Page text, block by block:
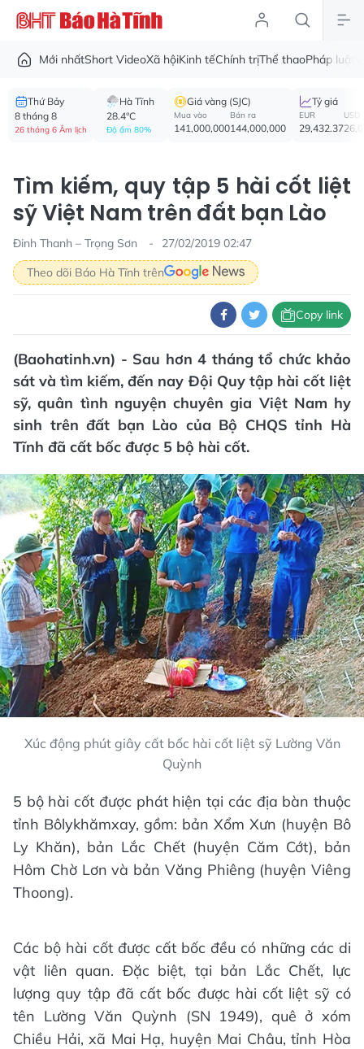
Mới nhấtShort VideoXã hộiKinh tếChính trịThể thaoPháp luật
Thứ Bảy
8 tháng 8
26 tháng 6 Âm lịch
Hà Tĩnh
28.4°C
Độ ẩm 80%
Giá vàng (SJC)
Mua vào
141,000,000
Bán ra
144,000,000
Tỷ giá
EUR
29,432.37
USD
Tìm kiếm, quy tập 5 hài cốt liệt
sỹ Việt Nam trên đất bạn Lào
Đinh Thanh – Trọng Sơn
27/02/2019 02:47
Theo dõi Báo Hà Tĩnh trên
Copy link
(Baohatinh.vn) - Sau hơn 4 tháng tổ chức khảo
sát và tìm kiếm, đến nay Đội Quy tập hài cốt liệt
sỹ, quân tình nguyện chuyên gia Việt Nam hy
sinh trên đất bạn Lào của Bộ CHQS tỉnh Hà
Tĩnh đã cất bốc được 5 bộ hài cốt.
Xúc động phút giây cất bốc hài cốt liệt sỹ Lường Văn
Quỳnh
5 bộ hài cốt được phát hiện tại các địa bàn thuộc
tỉnh Bôlykhămxay, gồm: bản Xổm Xưn (huyện Bô
Ly Khăn), bản Lắc Chết (huyện Căm Cớt), bản
Hôm Chờ Lơn và bản Văng Phiêng (huyện Viêng
Thoong).
Các bộ hài cốt được cất bốc đều có những các di
vật liên quan. Đặc biệt, tại bản Lắc Chết, lực
lượng quy tập đã cất bốc được hài cốt liệt sỹ có
tên Lường Văn Quỳnh (SN 1949), quê ở xóm
Chiều Hải, xã Mai Hạ, huyện Mai Châu, tỉnh Hòa